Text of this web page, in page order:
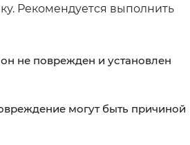
Рекомендуется выполнить
не поврежден и установлен
могут быть причиной